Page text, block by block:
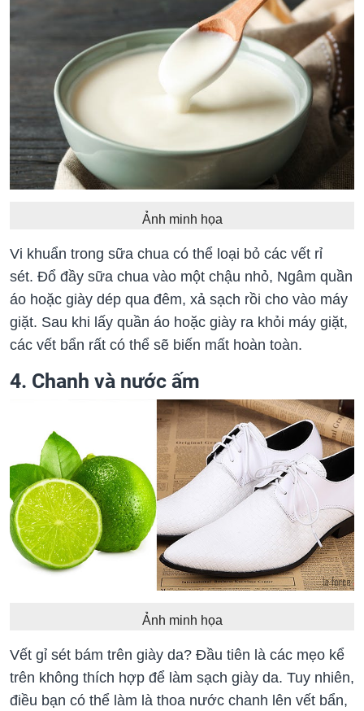
Ảnh minh họa
Vi khuẩn trong sữa chua có thể loại bỏ các vết rỉ
sét. Đổ đầy sữa chua vào một chậu nhỏ, Ngâm quần
áo hoặc giày dép qua đêm, xả sạch rồi cho vào máy
giặt. Sau khi lấy quần áo hoặc giày ra khỏi máy giặt,
các vết bẩn rất có thể sẽ biến mất hoàn toàn.
4. Chanh và nước ấm
Ảnh minh họa
Vết gỉ sét bám trên giày da? Đầu tiên là các mẹo kể
trên không thích hợp để làm sạch giày da. Tuy nhiên,
điều bạn có thể làm là thoa nước chanh lên vết bẩn,